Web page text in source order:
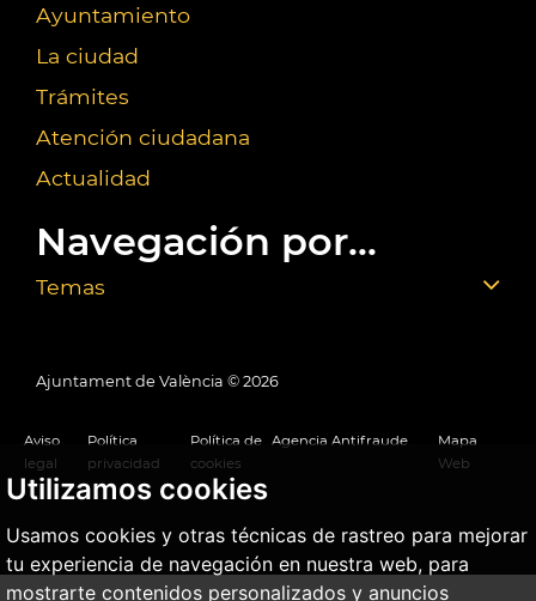
Utilizamos cookies
Usamos cookies y otras técnicas de rastreo para mejorar
tu experiencia de navegación en nuestra web, para
mostrarte contenidos personalizados y anuncios
Ayuntamiento
La ciudad
Trámites
Atención ciudadana
Actualidad
Navegación por...
Temas
Ajuntament de València © 2026
Aviso
legal
Política
privacidad
Política de
cookies
Agencia Antifraude
Mapa
Web